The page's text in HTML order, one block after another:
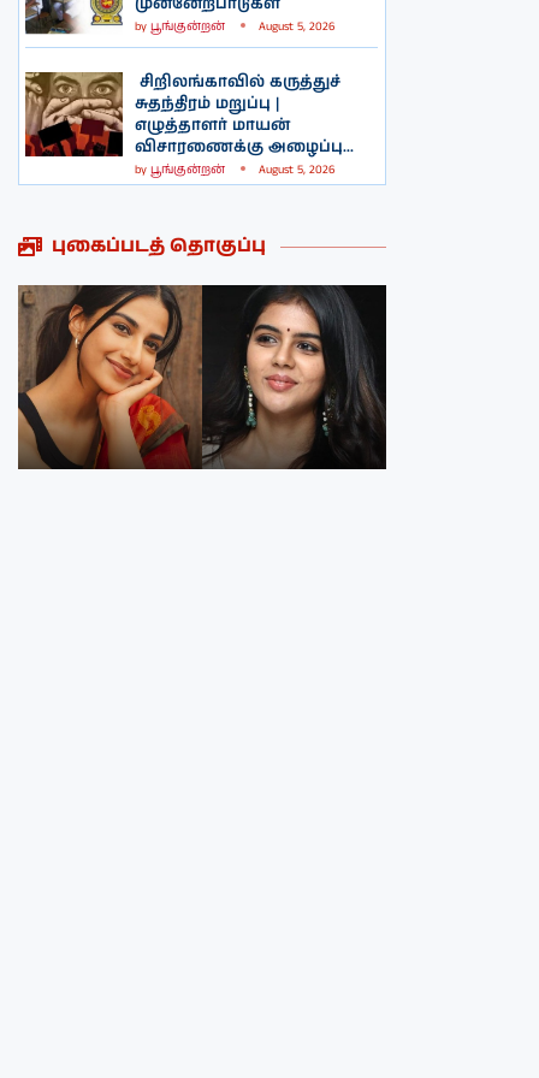
by பூங்குன்றன் August 5, 2026
சிறிலங்காவில் கருத்துச்
சுதந்திரம் மறுப்பு |
எழுத்தாளர் மாயன்
விசாரணைக்கு அழைப்பு...
by பூங்குன்றன் August 5, 2026
புகைப்படத் தொகுப்பு
நடிகை மீனாக்க்ஷி
சௌத்திரியின்
புகைப்படத்தொகுப்பு
நடிகை ருக்மணி
வசந்தின்
புகைப்படத்தொகுப்பு